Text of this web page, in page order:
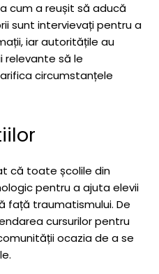
cum a reușit să aducă
sunt intervievați pentru a
iar autoritățile au
relevante să le
circumstanțele
că toate școlile din
pentru a ajuta elevii
față traumatismului. De
cursurilor pentru
ocazia de a se